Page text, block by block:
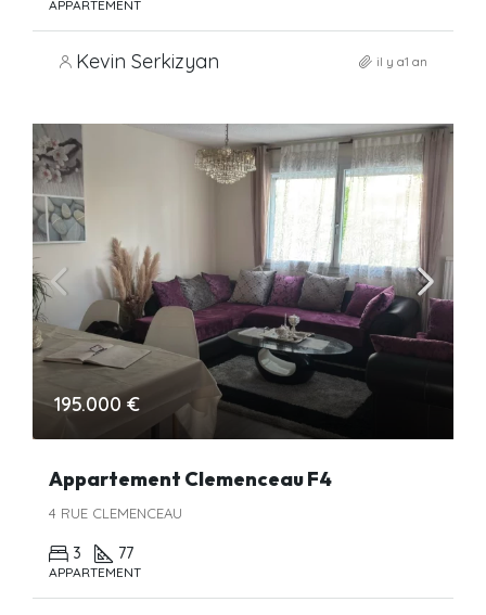
APPARTEMENT
Kevin Serkizyan il y a1 an
195.000 €
Appartement Clemenceau F4
4 RUE CLEMENCEAU
3 77
APPARTEMENT